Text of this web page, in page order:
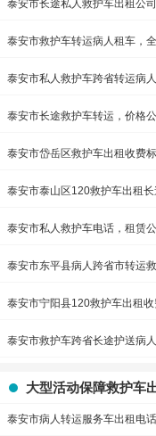
泰安市长途私人救护车出租公
泰安市救护车转运病人租车，
泰安市私人救护车跨省转运病
泰安市长途救护车转运，价格
泰安市岱岳区救护车出租收费
泰安市泰山区120救护车出租
泰安市私人救护车电话，租赁
泰安市东平县病人跨省市转运
泰安市宁阳县120救护车出租
泰安市救护车跨省长途护送病
大型活动保障救护车
泰安市病人转运服务车出租电